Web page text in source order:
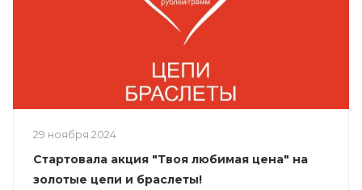
29 ноября 2024
Стартовала акция "Твоя любимая цена" на
золотые цепи и браслеты!